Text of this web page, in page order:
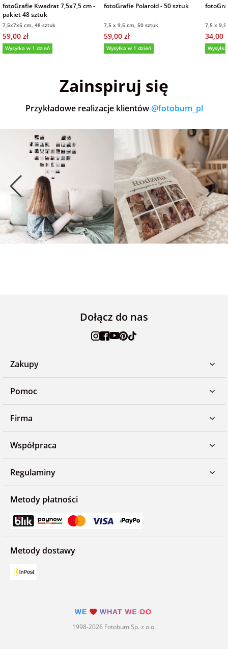
fotoGrafie Kwadrat 7,5x7,5 cm -
pakiet 48 sztuk
7,5x7x5 cm, 48 sztuk
59,00 zł
Wysyłka w 1 dzień
5,0 (36)
fotoGrafie Polaroid - 50 sztuk
7,5 x 9,5 cm, 50 sztuk
59,00 zł
Wysyłka w 1 dzień
5,0 (152)
7,5 x
34,00
5,0
Zainspiruj się
Przykładowe realizacje klientów @fotobum_pl
Dołącz do nas
Zakupy
Pomoc
Firma
Współpraca
Regulaminy
Metody płatności
Metody dostawy
1998-2026 Fotobum Sp. z o.o.